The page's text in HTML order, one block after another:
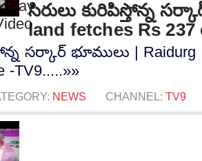
సిరులు కురిపిస్తోన్న
land fetches Rs 237
సర్కార్ భూములు | Raidurg
-TV9.....»»
NEWS CHANNEL: TV9